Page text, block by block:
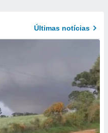
Últimas notícias